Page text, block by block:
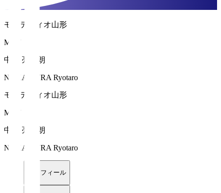
モンテディオ山形
MF 7
中村 亮太朗
NAKAMURA Ryotaro
モンテディオ山形
MF 7
中村 亮太朗
NAKAMURA Ryotaro
プロフィール